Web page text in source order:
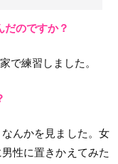
のですか？
で練習しました。
んかを見ました。女
性に置きかえてみた